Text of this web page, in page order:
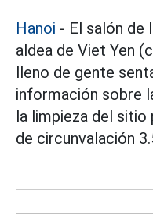
Hanoi - El salón de
aldea de Viet Yen
lleno de gente
información sobre
la limpieza del
de circunvalación